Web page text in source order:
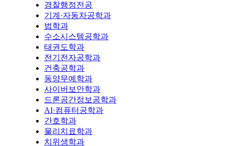
경찰행정전공
기계·자동차공학과
법학과
수소시스템공학과
태권도학과
전기전자공학과
건축공학과
동양무예학과
사이버보안학과
드론공간정보공학과
AI·컴퓨터공학과
간호학과
물리치료학과
치위생학과